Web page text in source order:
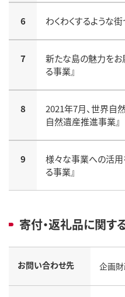
6 わくわくするような街
7
新たな島の魅力をお
る事業』
8
2021年7月、世界自
自然遺産推進事業』
9
様々な事業への活用
る事業』
寄付・返礼品に関す
お問い合わせ先 企画